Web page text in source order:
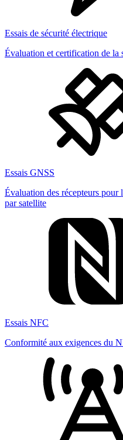
Essais de sécurité électrique
Évaluation et certification de la
Essais GNSS
Évaluation des récepteurs pour
par satellite
Essais NFC
Conformité aux exigences du